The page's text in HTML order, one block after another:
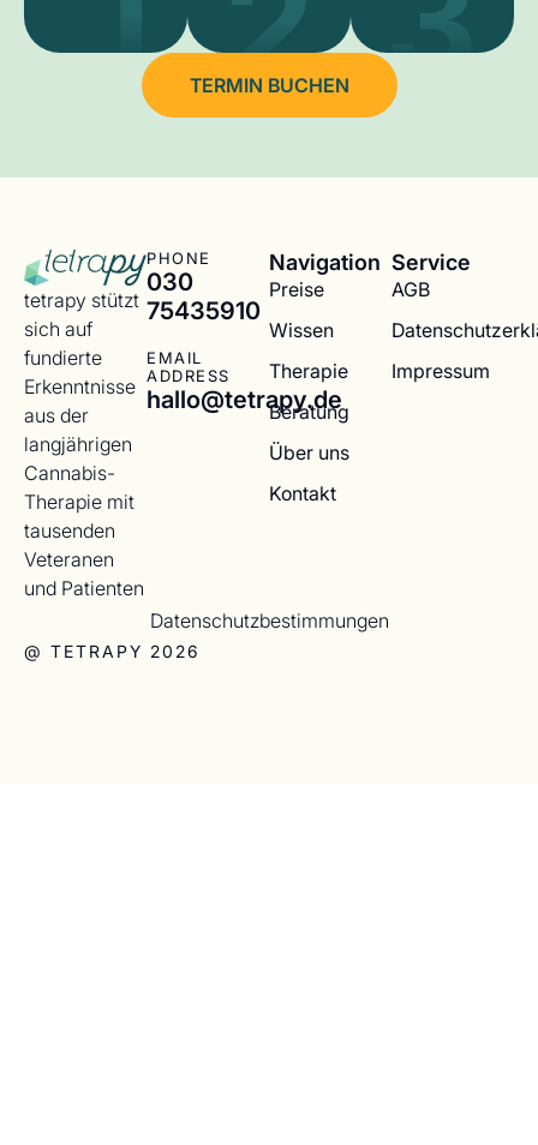
TERMIN BUCHEN
tetrapy stützt
sich auf
fundierte
Erkenntnisse
aus der
langjährigen
Cannabis-
Therapie mit
tausenden
Veteranen
und Patienten
PHONE
030
75435910
EMAIL
ADDRESS
hallo@tetrapy.de
Navigation
Preise
Wissen
Therapie
Beratung
Über uns
Kontakt
Service
AGB
Impressum
@ TETRAPY 2026
Datenschutzbestimmungen